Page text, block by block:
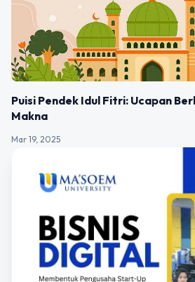
Puisi Pendek Idul Fitri: Ucapan
Makna
Mar 19, 2025